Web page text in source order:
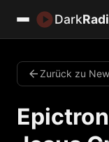
Dark
Zurück zu